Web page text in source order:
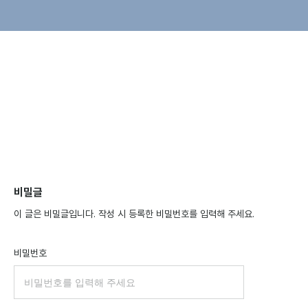
비밀글
이 글은 비밀글입니다. 작성 시 등록한 비밀번호를 입력해 주세요.
비밀번호